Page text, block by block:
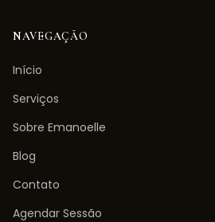
NAVEGAÇÃO
Início
Serviços
Sobre Emanoelle
Blog
Contato
Agendar Sessão